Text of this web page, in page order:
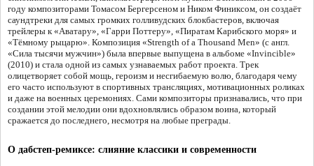
году композиторами Томасом Бергерсеном и Ником Финиксом, он создаёт
саундтреки для самых громких голливудских блокбастеров, включая
трейлеры к «Аватару», «Гарри Поттеру», «Пиратам Карибского моря» и
«Тёмному рыцарю». Композиция «Strength of a Thousand Men» (с англ.
«Сила тысячи мужчин») была впервые выпущена в альбоме «Invincible»
(2010) и стала одной из самых узнаваемых работ проекта. Трек
олицетворяет собой мощь, героизм и несгибаемую волю, благодаря чему
его часто используют в спортивных трансляциях, мотивационных роликах
и даже на военных церемониях. Сами композиторы признавались, что при
создании этой мелодии они вдохновлялись образом воина, который
сражается до последнего, несмотря на любые преграды.
О дабстеп-ремиксе: слияние классики и современности